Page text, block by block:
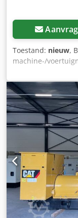
Toestand: nieuw,
machine-/
Toepassing: Bouw
133 x 181 cm CE-
Land van
voor meer
Dkjdpow Thn
dak - Tankwagen